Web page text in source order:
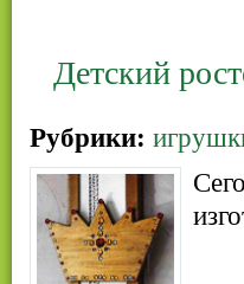
Детский
Рубрики: